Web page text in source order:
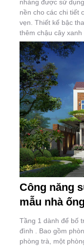
nhàng được sử
nền cho các chi tiết
vẹn. Thiết kế bậc
thêm chậu cây
Công năng
mẫu nhà
Tầng 1 dành để bố
đình . Bao gồm
phòng trà, một